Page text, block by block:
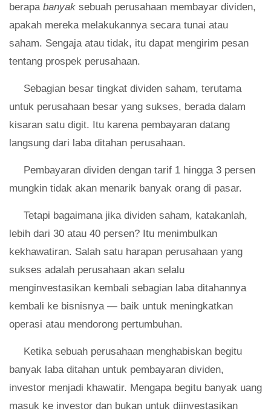
berapa banyak sebuah perusahaan membayar dividen,
apakah mereka melakukannya secara tunai atau
saham. Sengaja atau tidak, itu dapat mengirim pesan
tentang prospek perusahaan.
Sebagian besar tingkat dividen saham, terutama
untuk perusahaan besar yang sukses, berada dalam
kisaran satu digit. Itu karena pembayaran datang
langsung dari laba ditahan perusahaan.
Pembayaran dividen dengan tarif 1 hingga 3 persen
mungkin tidak akan menarik banyak orang di pasar.
Tetapi bagaimana jika dividen saham, katakanlah,
lebih dari 30 atau 40 persen? Itu menimbulkan
kekhawatiran. Salah satu harapan perusahaan yang
sukses adalah perusahaan akan selalu
menginvestasikan kembali sebagian laba ditahannya
kembali ke bisnisnya — baik untuk meningkatkan
operasi atau mendorong pertumbuhan.
Ketika sebuah perusahaan menghabiskan begitu
banyak laba ditahan untuk pembayaran dividen,
investor menjadi khawatir. Mengapa begitu banyak uang
masuk ke investor dan bukan untuk diinvestasikan